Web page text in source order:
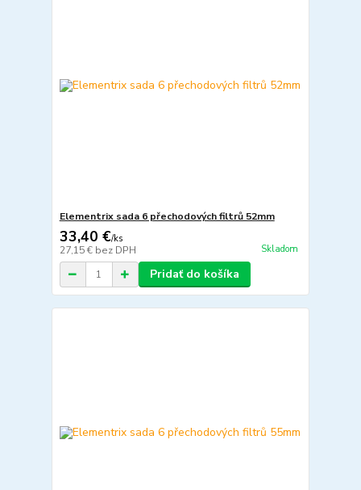
Elementrix sada 6 přechodových filtrů 52mm
33,40 €/ks
27,15 € bez DPH Skladom
Pridať do košíka